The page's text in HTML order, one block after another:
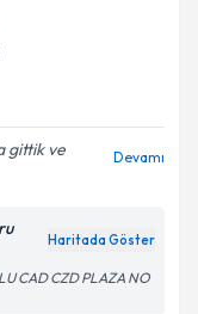
gittik ve
Devamı
Haritada Göster
CAD CZD PLAZA NO